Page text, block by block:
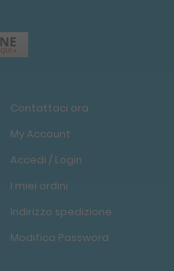
Contattaci ora
My Account
Accedi / Login
I miei ordini
Indirizzo spedizione
Modifica Password